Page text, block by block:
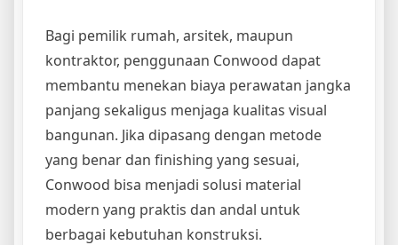
Bagi pemilik rumah, arsitek, maupun
kontraktor, penggunaan Conwood dapat
membantu menekan biaya perawatan jangka
panjang sekaligus menjaga kualitas visual
bangunan. Jika dipasang dengan metode
yang benar dan finishing yang sesuai,
Conwood bisa menjadi solusi material
modern yang praktis dan andal untuk
berbagai kebutuhan konstruksi.